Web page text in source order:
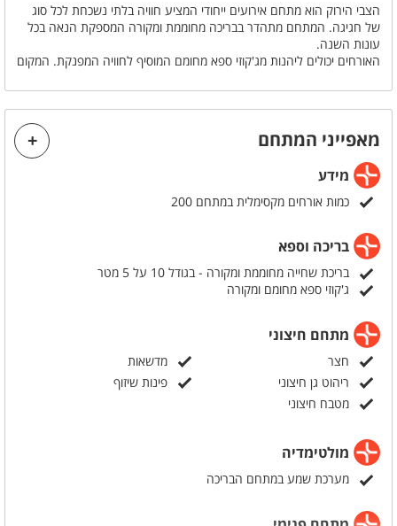
הצבי הירוק הוא מתחם אירועים ייחודי המציע חוויה בלתי נשכחת לכל סוג
של חגיגה. המתחם מתהדר בבריכה מחוממת ומקורה המספקת הנאה בכל
עונות השנה.
האורחים יכולים ליהנות מג'קוזי ספא מחומם המוסיף לחוויה המפנקת. המקום
המתחם יכול לארח עד 200 איש, בעוד בחורף הקיבולת היא עד 80 איש.
למזמינים אירוע במתחם הצבי הירוק - חבילת עיצוב המקום במתנה
מאפייני המתחם
מידע
כמות אורחים מקסימלית במתחם 200
בריכה וספא
בריכת שחייה מחוממת ומקורה - בגודל 10 על 5 מטר
ג'קוזי ספא מחומם ומקורה
מתחם חיצוני
חצר
מדשאות
ריהוט גן חיצוני
פינות שיזוף
מטבח חיצוני
מולטימדיה
מערכת שמע במתחם הבריכה